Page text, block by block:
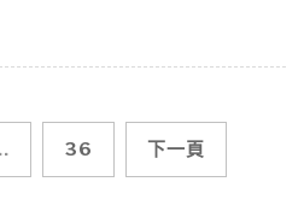
36 下一頁